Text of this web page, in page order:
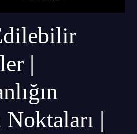
|
Noktaları |